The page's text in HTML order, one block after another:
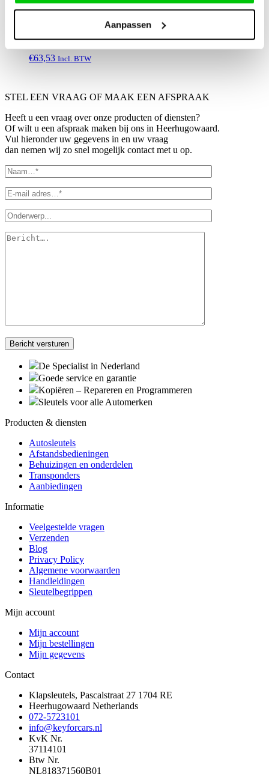
Aanpassen
CB303 – AVDI kabel voor connectie
met Benelli Bikes
€63,53 Incl. BTW
STEL EEN VRAAG OF MAAK EEN AFSPRAAK
Heeft u een vraag over onze producten of diensten?
Of wilt u een afspraak maken bij ons in Heerhugowaard.
Vul hieronder uw gegevens in en uw vraag
dan nemen wij zo snel mogelijk contact met u op.
De Specialist in Nederland
Goede service en garantie
Kopiëren – Repareren en Programmeren
Sleutels voor alle Automerken
Producten & diensten
Autosleutels
Afstandsbedieningen
Behuizingen en onderdelen
Transponders
Aanbiedingen
Informatie
Veelgestelde vragen
Verzenden
Blog
Privacy Policy
Algemene voorwaarden
Handleidingen
Sleutelbegrippen
Mijn account
Mijn account
Mijn bestellingen
Mijn gegevens
Contact
Klapsleutels, Pascalstraat 27 1704 RE
Heerhugowaard Netherlands
072-5723101
info@keyforcars.nl
KvK Nr.
37114101
Btw Nr.
NL818371560B01